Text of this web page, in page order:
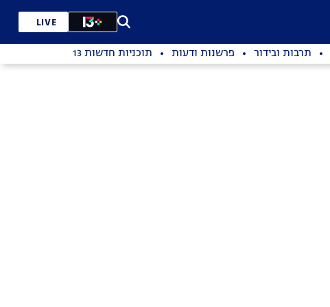
LIVE
תרבות ובידור פרשנות ודעות תוכניות חדשות 13